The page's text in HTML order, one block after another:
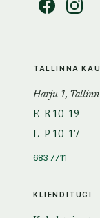
KLIENDITUGI
TALLINNA
Harju 1, Tallinn
E–R 10–19
L–P 10–17
683 7711